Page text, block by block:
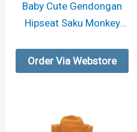
Baby Cute Gendongan
Hipseat Saku Monkey
Order Via Webstore